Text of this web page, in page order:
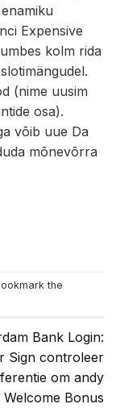
Expensive
kolm rida
(nime uusim
osa).
võib uue Da
mõnevõrra
the
Bank Login:
Sign controleer
om andy
Welcome Bonus